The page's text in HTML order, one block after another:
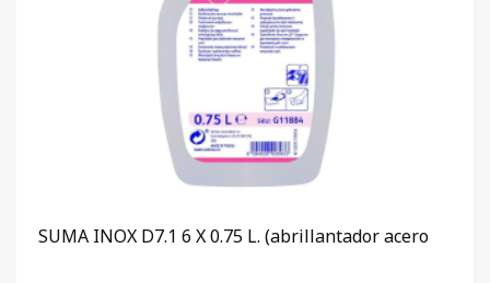
SUMA INOX D7.1 6 X 0.75 L. (abrillantador acero